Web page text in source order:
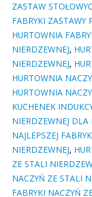
ZASTAW
FABRYKI ZASTAWY
HURTOWNIA
NIERDZEWNEJ,
NIERDZEWNEJ,
HURTOWNIA
HURTOWNIA
KUCHENEK
NIERDZEWNEJ DLA
NAJLEPSZEJ
NIERDZEWNEJ,
ZE STALI
NACZYŃ ZE STALI
FABRYKI NACZYŃ